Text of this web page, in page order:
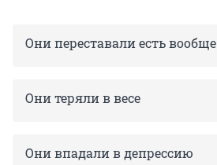
Они переставали есть вообще
Они теряли в весе
Они впадали в депрессию